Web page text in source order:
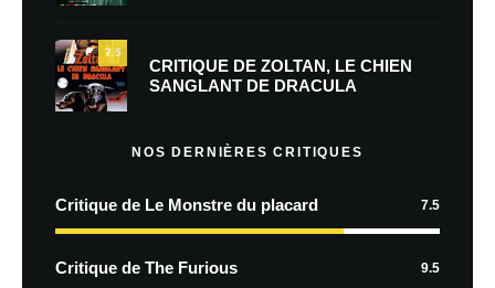
7.5
CRITIQUE DE ZOLTAN, LE CHIEN
SANGLANT DE DRACULA
NOS DERNIÈRES CRITIQUES
Critique de Le Monstre du placard 7.5
Critique de The Furious 9.5